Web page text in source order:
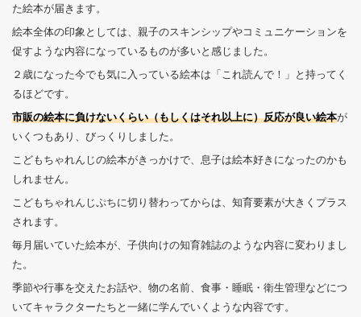
た絵本が届きます。
絵本全体の印象としては、親子のスキンシップやコミュニケーションを
促すような内容になっているものが多いと感じました。
２歳になった今でも気に入っている絵本は「これ読んで！」と持ってく
るほどです。
市販の絵本に負けないくらい（もしくはそれ以上に）反応が良い絵本が
いくつもあり、びっくりしました。
こどもちゃれんじの絵本がきっかけで、息子は絵本好きになったのかも
しれません。
こどもちゃれんじぷちに切り替わってからは、知育要素が大きくプラス
されます。
毎月届いていた絵本が、子供向けの知育雑誌のような内容に変わりまし
た。
季節や行事を交えたお話や、物の名前、食事・睡眠・衛生管理などにつ
いてキャラクターたちと一緒に学んでいくような内容です。